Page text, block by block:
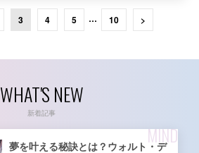
3 4 5 … 10 >
WHAT'S NEW
新着記事
MIND
夢を叶える秘訣とは？ウォルト・デ